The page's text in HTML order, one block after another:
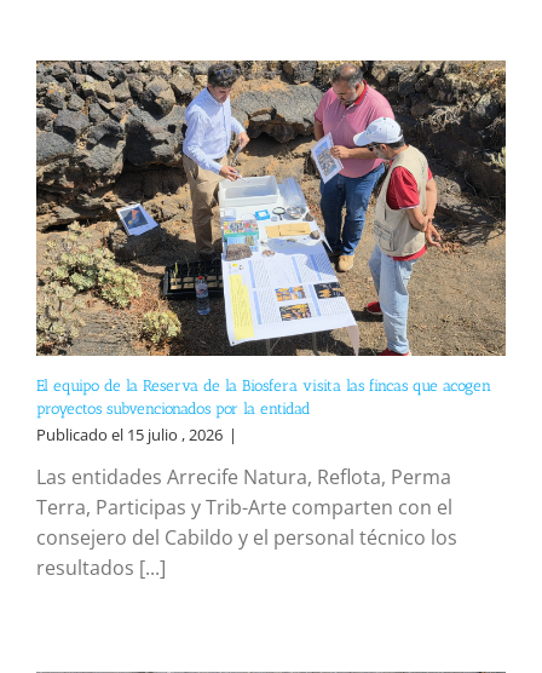
El equipo de la Reserva de la Biosfera visita las fincas que acogen
proyectos subvencionados por la entidad
Publicado el 15 julio , 2026 |
Las entidades Arrecife Natura, Reflota, Perma
Terra, Participas y Trib-Arte comparten con el
consejero del Cabildo y el personal técnico los
resultados [...]